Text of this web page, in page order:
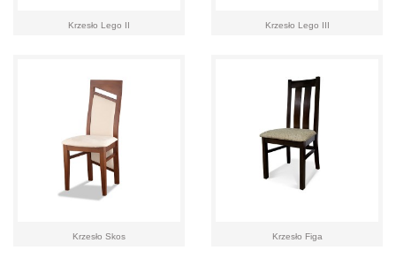
Krzesło Lego II Krzesło Lego III
Krzesło Skos Krzesło Figa